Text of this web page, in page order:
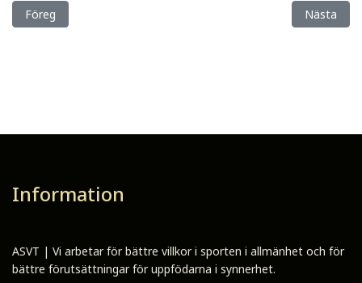
Föregående artikel: Medlems faktureringen är gjord för 2024!
Föreg Nästa
Nästa
Information
ASVT | Vi arbetar för bättre villkor i sporten i allmänhet och för
bättre förutsättningar för uppfödarna i synnerhet.